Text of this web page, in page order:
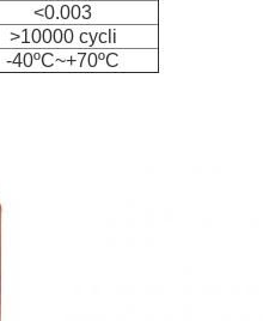
<0.003
>10000 cycli
-40ºC~+70ºC